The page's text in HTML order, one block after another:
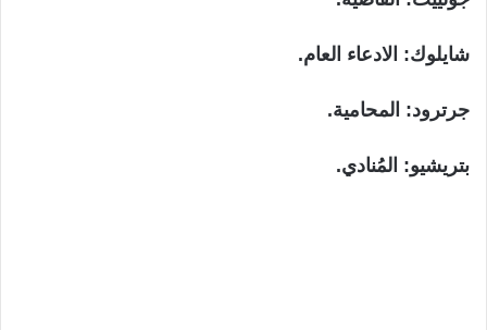
شايلوك: الادعاء العام.
جرترود: المحامية.
بتريشيو: المُنادي.